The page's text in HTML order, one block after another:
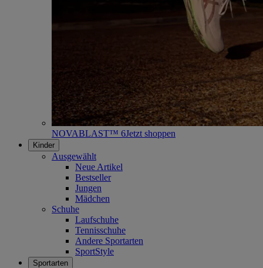
NOVABLAST™ 6Jetzt shoppen
Kinder
Ausgewählt
Neue Artikel
Bestseller
Jungen
Mädchen
Schuhe
Laufschuhe
Tennisschuhe
Andere Sportarten
SportStyle
Sportarten